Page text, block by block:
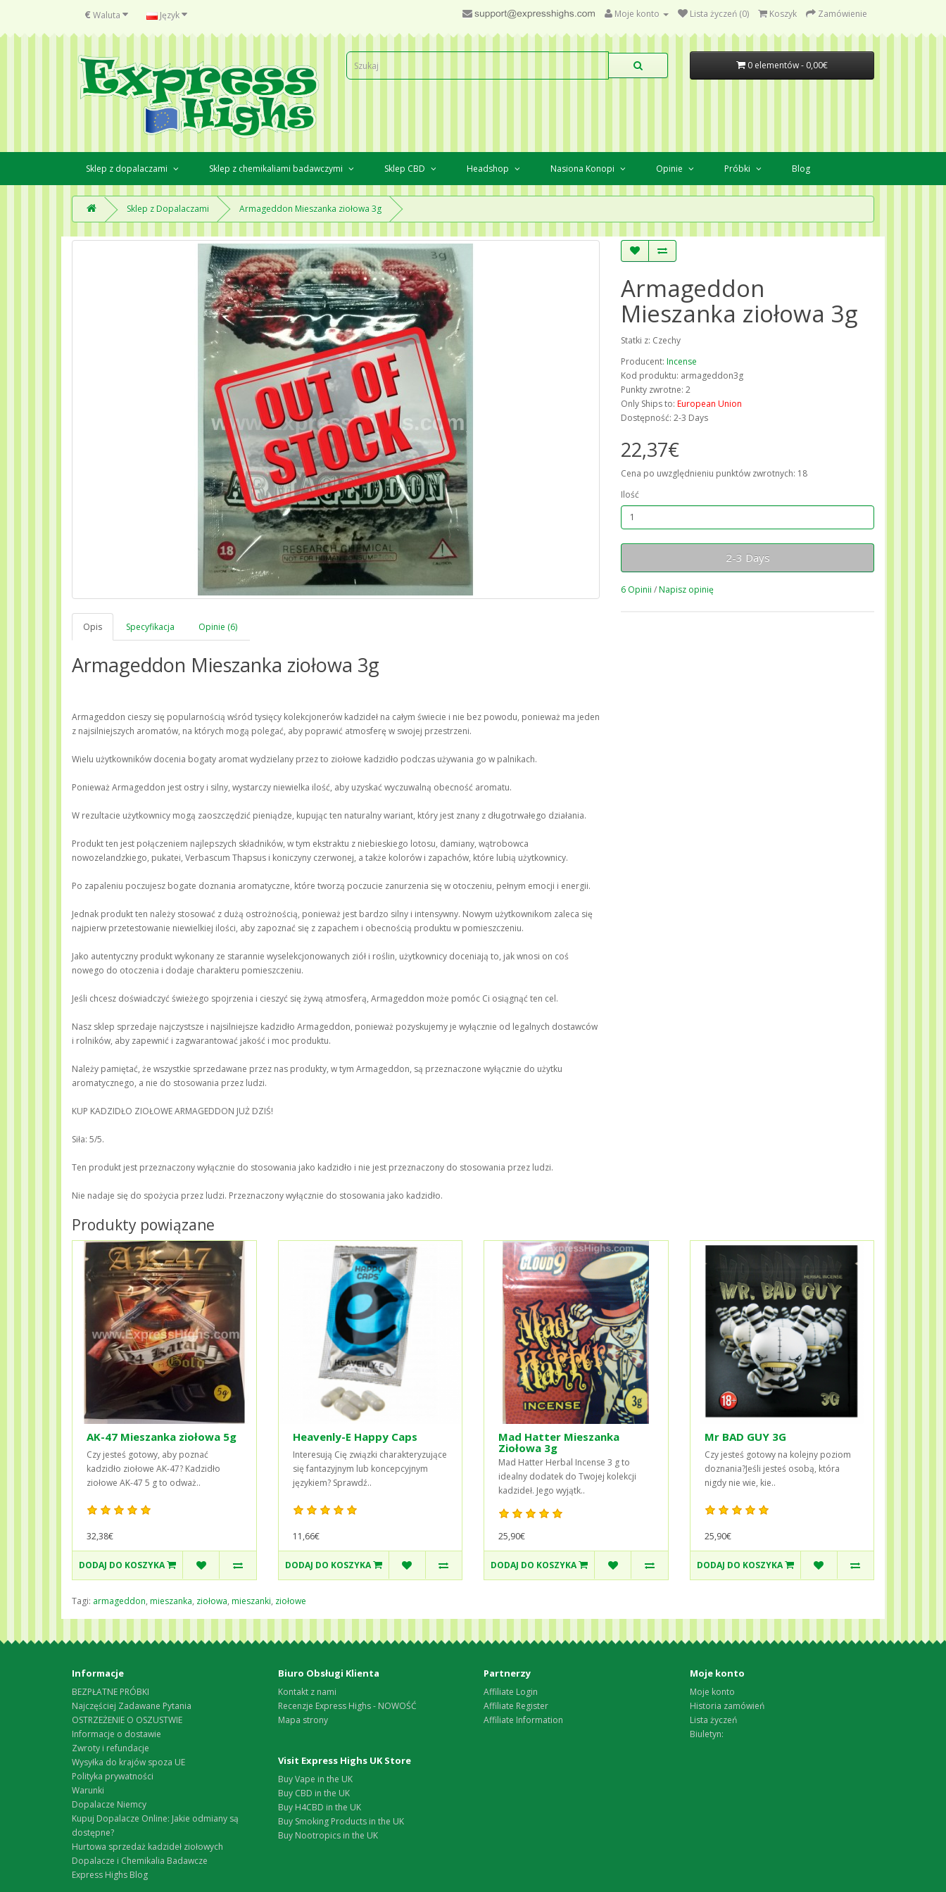
€ Waluta Język Moje konto Lista życzeń (0) Koszyk Zamówienie
0 elementów - 0,00€
Sklep z dopalaczami Sklep z chemikaliami badawczymi Sklep CBD Headshop Nasiona Konopi Opinie Próbki Blog
Sklep z Dopalaczami Armageddon Mieszanka ziołowa 3g
Opis Specyfikacja Opinie (6)
Armageddon Mieszanka ziołowa 3g
Armageddon cieszy się popularnością wśród tysięcy kolekcjonerów kadzideł na całym świecie i nie bez powodu, ponieważ ma jeden
z najsilniejszych aromatów, na których mogą polegać, aby poprawić atmosferę w swojej przestrzeni.
Wielu użytkowników docenia bogaty aromat wydzielany przez to ziołowe kadzidło podczas używania go w palnikach.
Ponieważ Armageddon jest ostry i silny, wystarczy niewielka ilość, aby uzyskać wyczuwalną obecność aromatu.
W rezultacie użytkownicy mogą zaoszczędzić pieniądze, kupując ten naturalny wariant, który jest znany z długotrwałego działania.
Produkt ten jest połączeniem najlepszych składników, w tym ekstraktu z niebieskiego lotosu, damiany, wątrobowca
nowozelandzkiego, pukatei, Verbascum Thapsus i koniczyny czerwonej, a także kolorów i zapachów, które lubią użytkownicy.
Po zapaleniu poczujesz bogate doznania aromatyczne, które tworzą poczucie zanurzenia się w otoczeniu, pełnym emocji i energii.
Jednak produkt ten należy stosować z dużą ostrożnością, ponieważ jest bardzo silny i intensywny. Nowym użytkownikom zaleca się
najpierw przetestowanie niewielkiej ilości, aby zapoznać się z zapachem i obecnością produktu w pomieszczeniu.
Jako autentyczny produkt wykonany ze starannie wyselekcjonowanych ziół i roślin, użytkownicy doceniają to, jak wnosi on coś
nowego do otoczenia i dodaje charakteru pomieszczeniu.
Jeśli chcesz doświadczyć świeżego spojrzenia i cieszyć się żywą atmosferą, Armageddon może pomóc Ci osiągnąć ten cel.
Nasz sklep sprzedaje najczystsze i najsilniejsze kadzidło Armageddon, ponieważ pozyskujemy je wyłącznie od legalnych dostawców
i rolników, aby zapewnić i zagwarantować jakość i moc produktu.
Należy pamiętać, że wszystkie sprzedawane przez nas produkty, w tym Armageddon, są przeznaczone wyłącznie do użytku
aromatycznego, a nie do stosowania przez ludzi.
KUP KADZIDŁO ZIOŁOWE ARMAGEDDON JUŻ DZIŚ!
Siła: 5/5.
Ten produkt jest przeznaczony wyłącznie do stosowania jako kadzidło i nie jest przeznaczony do stosowania przez ludzi.
Nie nadaje się do spożycia przez ludzi. Przeznaczony wyłącznie do stosowania jako kadzidło.
Armageddon
Mieszanka ziołowa 3g
Statki z: Czechy
Producent: Incense
Kod produktu: armageddon3g
Punkty zwrotne: 2
Only Ships to: European Union
Dostępność: 2-3 Days
22,37€
Cena po uwzględnieniu punktów zwrotnych: 18
Ilość
2-3 Days
6 Opinii /Napisz opinię
Produkty powiązane
AK-47 Mieszanka ziołowa 5g
Czy jesteś gotowy, aby poznać
kadzidło ziołowe AK-47? Kadzidło
ziołowe AK-47 5 g to odważ..
32,38€
DODAJ DO KOSZYKA
Heavenly-E Happy Caps
Interesują Cię związki charakteryzujące
się fantazyjnym lub koncepcyjnym
językiem? Sprawdź..
11,66€
DODAJ DO KOSZYKA
Mad Hatter Mieszanka
Ziołowa 3g
Mad Hatter Herbal Incense 3 g to
idealny dodatek do Twojej kolekcji
kadzideł. Jego wyjątk..
25,90€
DODAJ DO KOSZYKA
Mr BAD GUY 3G
Czy jesteś gotowy na kolejny poziom
doznania?Jeśli jesteś osobą, która
nigdy nie wie, kie..
25,90€
DODAJ DO KOSZYKA
Tagi: armageddon, mieszanka, ziołowa, mieszanki, ziołowe
Informacje
BEZPŁATNE PRÓBKI
Najczęściej Zadawane Pytania
OSTRZEŻENIE O OSZUSTWIE
Informacje o dostawie
Zwroty i refundacje
Wysyłka do krajów spoza UE
Polityka prywatności
Warunki
Dopalacze Niemcy
Kupuj Dopalacze Online: Jakie odmiany są
dostępne?
Hurtowa sprzedaż kadzideł ziołowych
Dopalacze i Chemikalia Badawcze
Express Highs Blog
Biuro Obsługi Klienta
Kontakt z nami
Recenzje Express Highs - NOWOŚĆ
Mapa strony
Partnerzy
Affiliate Login
Affiliate Register
Affiliate Information
Moje konto
Moje konto
Historia zamówień
Lista życzeń
Biuletyn:
Visit Express Highs UK Store
Buy Vape in the UK
Buy CBD in the UK
Buy H4CBD in the UK
Buy Smoking Products in the UK
Buy Nootropics in the UK